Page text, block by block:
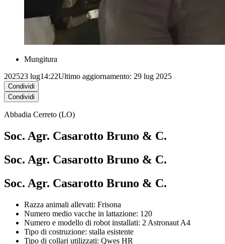
Mungitura
202523 lug14:22Ultimo aggiornamento: 29 lug 2025
Condividi
Condividi
Abbadia Cerreto (LO)
Soc. Agr. Casarotto Bruno & C.
Soc. Agr. Casarotto Bruno & C.
Soc. Agr. Casarotto Bruno & C.
Razza animali allevati: Frisona
Numero medio vacche in lattazione: 120
Numero e modello di robot installati: 2 Astronaut A4
Tipo di costruzione: stalla esistente
Tipo di collari utilizzati: Qwes HR